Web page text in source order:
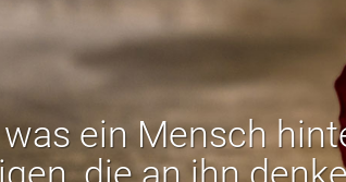
ein Mensch